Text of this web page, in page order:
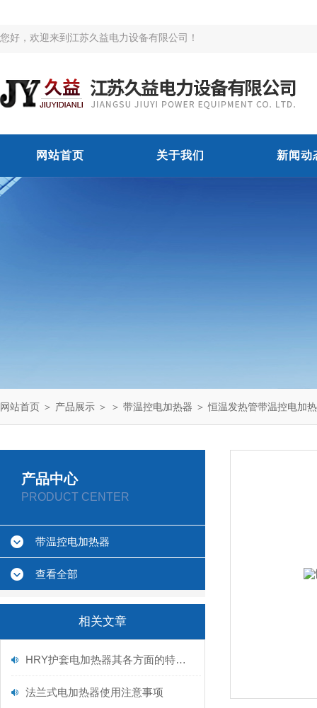
您好，欢迎来到江苏久益电力设备有限公司！
网站首页 关于我们 新闻动
网站首页 ＞ 产品展示 ＞ ＞ 带温控电加热器 ＞ 恒温发热管带温控电加
产品中心
PRODUCT CENTER
带温控电加热器
查看全部
相关文章
HRY护套电加热器其各方面的特点如下
法兰式电加热器使用注意事项